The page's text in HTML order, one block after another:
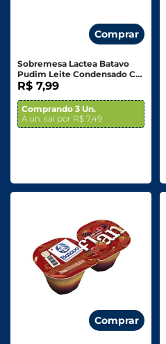
Comprar
Sobremesa Lactea Batavo
Pudim Leite Condensado C/
2 Unid. 200g
R$ 7,99
Comprando 3 Un.
A un. sai por R$ 7,49
Comprar